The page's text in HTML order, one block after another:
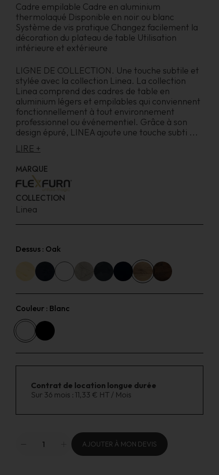
Cadre empilable Cadre en aluminium
thermolaqué Disponible en noir ou blanc
Système de vis pratique Changez facilement la
décoration du plateau de table Utilisation
intérieure et extérieure
LIGNE DE COLLECTION. Une touche subtile et
stylée avec la collection Linea. La collection
Linea comprend des cadres de table en
aluminium légers et empilables qui conviennent
fonctionnellement à tout environnement
professionnel ou événementiel. Grâce à son
design épuré, LINEA ajoute une touche subti ...
LIRE +
MARQUE
COLLECTION
Linea
Dessus : Oak
Couleur : Blanc
Contrat de location longue durée
Sur 36 mois : 11,33 € HT / Mois
AJOUTER À MON DEVIS